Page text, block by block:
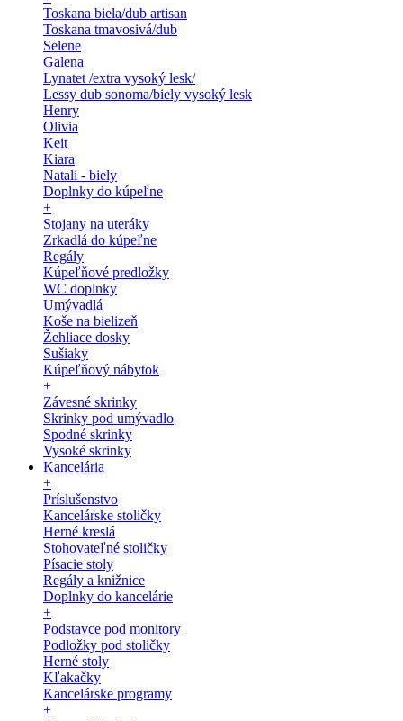
Toskana biela/dub artisan
Toskana tmavosivá/dub
Selene
Galena
Lynatet /extra vysoký lesk/
Lessy dub sonoma/biely vysoký lesk
Henry
Olivia
Keit
Kiara
Natali - biely
Doplnky do kúpeľne
+
Stojany na uteráky
Zrkadlá do kúpeľne
Regály
Kúpeľňové predložky
WC doplnky
Umývadlá
Koše na bielizeň
Žehliace dosky
Sušiaky
Kúpeľňový nábytok
+
Závesné skrinky
Skrinky pod umývadlo
Spodné skrinky
Vysoké skrinky
Kancelária
+
Príslušenstvo
Kancelárske stoličky
Herné kreslá
Stohovateľné stoličky
Písacie stoly
Regály a knižnice
Doplnky do kancelárie
+
Podstavce pod monitory
Podložky pod stoličky
Herné stoly
Kľakačky
Kancelárske programy
+